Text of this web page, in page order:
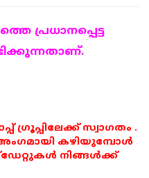
പ്രധാനപ്പെട്ട
ഗ്രൂപ്പിലേക്ക് സ്വാഗതം .
അംഗമായി കഴിയുമ്പോൾ
നിങ്ങൾക്ക്